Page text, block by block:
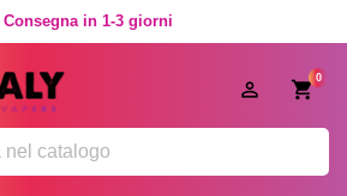
Consegna in 1-3 giorni
0
